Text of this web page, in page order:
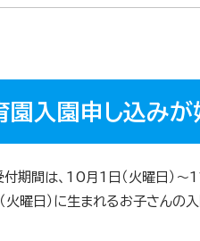
入園申し込みが
間は、10月1日（火曜日）～11
日）に生まれるお子さんの